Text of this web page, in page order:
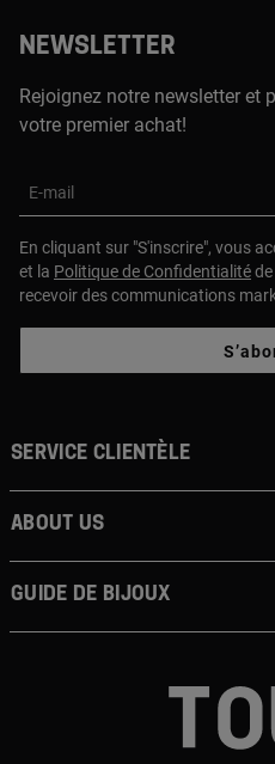
NEWSLETTER
Rejoignez notre newsletter et
votre premier achat!
E-mail
En cliquant sur "S'inscrire", vous
et la Politique de Confidentialité
recevoir des communications
Service clientèle
About us
Guide de bijoux